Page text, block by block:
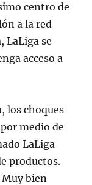
centro de
a la red
LaLiga se
acceso a
los choques
medio de
LaLiga
productos.
Muy bien